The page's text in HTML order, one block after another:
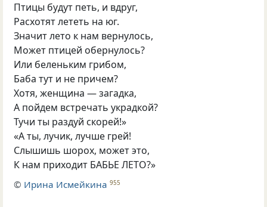
Птицы будут петь, и вдруг,
Расхотят лететь на юг.
Значит лето к нам вернулось,
Может птицей обернулось?
Или беленьким грибом,
Баба тут и не причем?
Хотя, женщина — загадка,
А пойдем встречать украдкой?
Тучи ты раздуй скорей!»
«А ты, лучик, лучше грей!
Слышишь шорох, может это,
К нам приходит БАБЬЕ ЛЕТО?»
© Ирина Исмейкина 955